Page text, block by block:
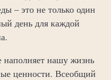
– это не только один
день для каждой
наполняет нашу жизнь
ценности. Всеобщий